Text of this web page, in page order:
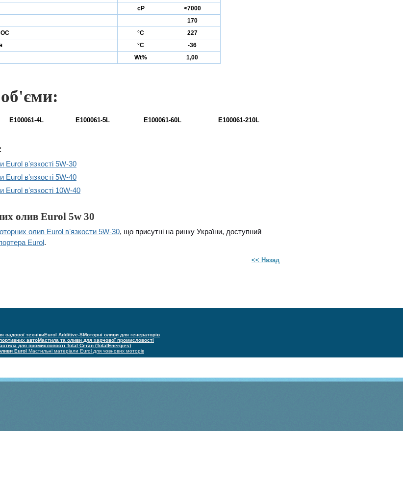
садової технікиEurol Additive-SМоторні оливи для генераторів
автоМастила та оливи для харчової промисловості
для промисловості Total Ceran (TotalEnergies)
Eurol Мастильні матеріали Eurol для човнових моторів
cP
<7000
170
°C
227
°C
-36
Wt% 1,00
E100061-4L E100061-5L E100061-60L E100061-210L
Eurol вʼязкості 5W-30
Eurol вʼязкості 5W-40
Eurol вʼязкості 10W-40
олив Eurol 5w 30
олив Eurol вʼязкости 5W-30, що присутні на ринку України, доступний
Eurol.
<< Назад